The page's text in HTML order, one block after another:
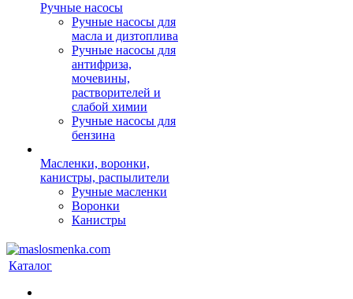
Ручные насосы
Ручные насосы для
масла и дизтоплива
Ручные насосы для
антифриза,
мочевины,
растворителей и
слабой химии
Ручные насосы для
бензина
Масленки, воронки,
канистры, распылители
Ручные масленки
Воронки
Канистры
Каталог